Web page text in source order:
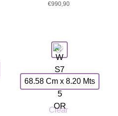
€990,90
68.58 Cm x 8.20 Mts
Clear